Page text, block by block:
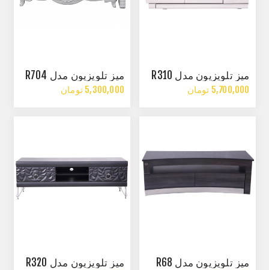
میز تلویزیون مدل R310
5,700,000 تومان
میز تلویزیون مدل R704
5,300,000 تومان
میز تلویزیون مدل R68 میز تلویزیون مدل R320